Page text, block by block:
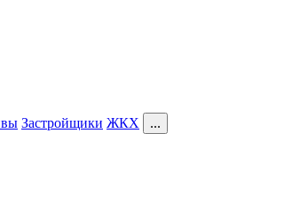
Застройщики ЖКХ
...